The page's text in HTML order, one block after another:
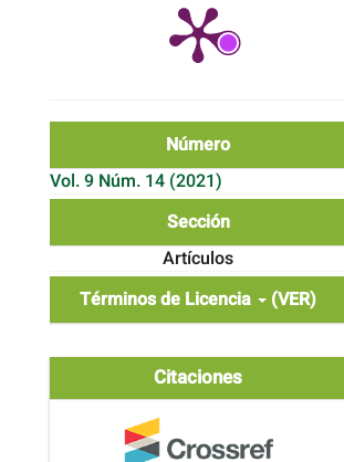
Número
Vol. 9 Núm. 14 (2021)
Sección
Artículos
Términos de Licencia
(VER)
Citaciones